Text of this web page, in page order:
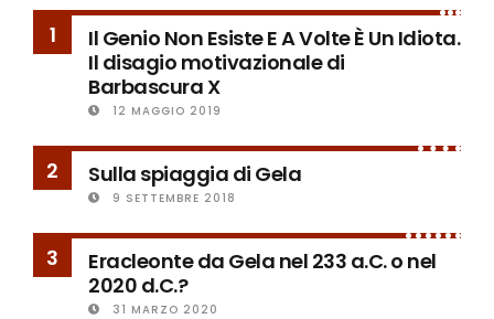
1
Il Genio Non Esiste E A Volte È Un Idiota.
Il disagio motivazionale di
Barbascura X
12 MAGGIO 2019
2 Sulla spiaggia di Gela
9 SETTEMBRE 2018
3
Eracleonte da Gela nel 233 a.C. o nel
2020 d.C.?
31 MARZO 2020